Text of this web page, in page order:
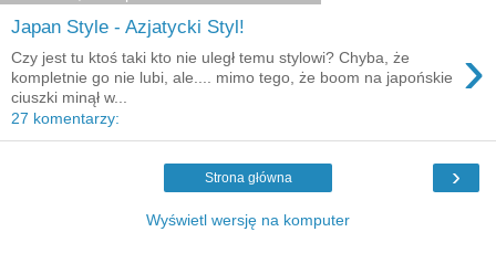
Japan Style - Azjatycki Styl!
›
Czy jest tu ktoś taki kto nie uległ temu stylowi? Chyba, że
kompletnie go nie lubi, ale.... mimo tego, że boom na japońskie
ciuszki minął w...
27 komentarzy:
›
Strona główna
Wyświetl wersję na komputer